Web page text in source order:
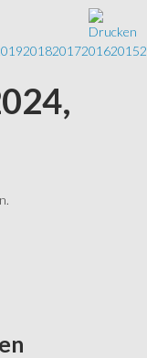
2018201720162015